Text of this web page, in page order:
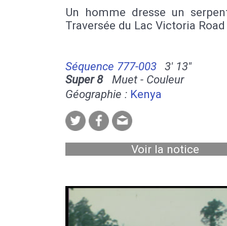
Un homme dresse un
Traversée du Lac Victoria
Séquence 777-003
3' 13''
Super 8Muet - Couleur
Géographie : Kenya
Voir la notice